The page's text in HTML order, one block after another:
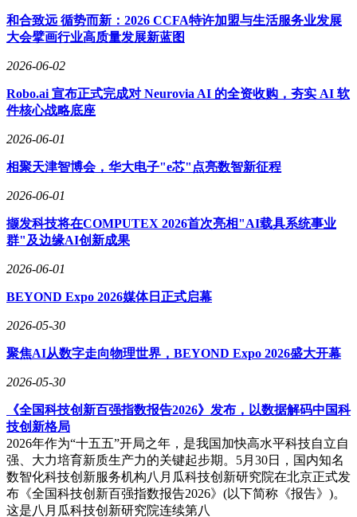
和合致远 循势而新：2026 CCFA特许加盟与生活服务业发展
大会擘画行业高质量发展新蓝图
2026-06-02
Robo.ai 宣布正式完成对 Neurovia AI 的全资收购，夯实 AI 软
件核心战略底座
2026-06-01
相聚天津智博会，华大电子"e芯"点亮数智新征程
2026-06-01
撷发科技将在COMPUTEX 2026首次亮相"AI载具系统事业
群"及边缘AI创新成果
2026-06-01
BEYOND Expo 2026媒体日正式启幕
2026-05-30
聚焦AI从数字走向物理世界，BEYOND Expo 2026盛大开幕
2026-05-30
《全国科技创新百强指数报告2026》发布，以数据解码中国科
技创新格局
2026年作为“十五五”开局之年，是我国加快高水平科技自立自
强、大力培育新质生产力的关键起步期。5月30日，国内知名
数智化科技创新服务机构八月瓜科技创新研究院在北京正式发
布《全国科技创新百强指数报告2026》(以下简称《报告》)。
这是八月瓜科技创新研究院连续第八